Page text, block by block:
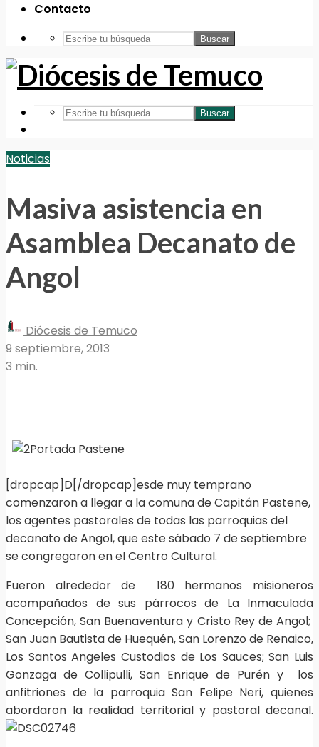
Contacto
Buscar
Buscar
Noticias
Masiva asistencia en
Asamblea Decanato de
Angol
Diócesis de Temuco
9 septiembre, 2013
3 min.
[dropcap]D[/dropcap]esde muy temprano
comenzaron a llegar a la comuna de Capitán Pastene,
los agentes pastorales de todas las parroquias del
decanato de Angol, que este sábado 7 de septiembre
se congregaron en el Centro Cultural.
Fueron alrededor de 180 hermanos misioneros
acompañados de sus párrocos de La Inmaculada
Concepción, San Buenaventura y Cristo Rey de Angol;
San Juan Bautista de Huequén, San Lorenzo de Renaico,
Los Santos Angeles Custodios de Los Sauces; San Luis
Gonzaga de Collipulli, San Enrique de Purén y los
anfitriones de la parroquia San Felipe Neri, quienes
abordaron la realidad territorial y pastoral decanal.